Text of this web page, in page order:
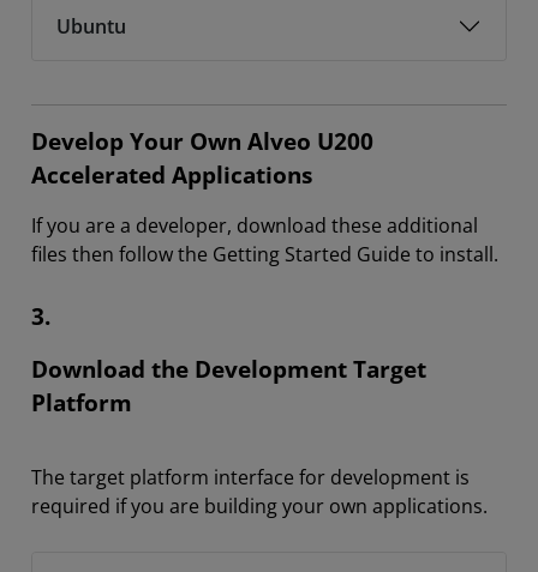
Ubuntu
Develop Your Own Alveo U200
Accelerated Applications
If you are a developer, download these additional
files then follow the Getting Started Guide to install.
3.
Download the Development Target
Platform
The target platform interface for development is
required if you are building your own applications.